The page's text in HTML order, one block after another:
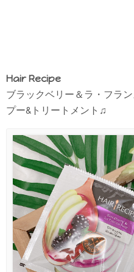
Hair Recipe
ブラックベリー＆ラ・フラ
プー&トリートメント♫